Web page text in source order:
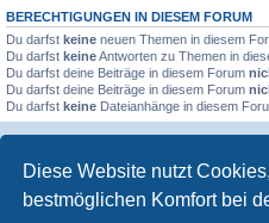
Diese Website nutzt
bestmöglichen Komfort bei
BERECHTIGUNGEN IN DIESEM FORUM
Du darfst keine neuen Themen in diesem
Du darfst keineAntworten zu Themen in
Du darfst deine Beiträge in diesem Forum
Du darfst deine Beiträge in diesem Forum
Du darfst keine Dateianhänge in diesem